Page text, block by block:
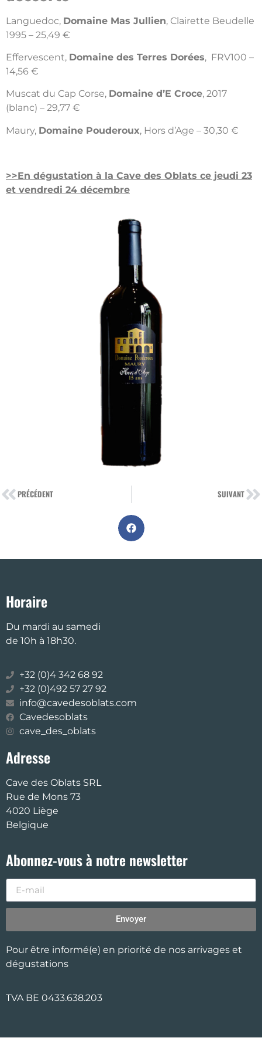
Languedoc, Domaine Mas Jullien, Clairette Beudelle
1995 – 25,49 €
Effervescent, Domaine des Terres Dorées, FRV100 –
14,56 €
Muscat du Cap Corse, Domaine d’E Croce, 2017
(blanc) – 29,77 €
Maury, Domaine Pouderoux, Hors d’Age – 30,30 €
>>En dégustation à la Cave des Oblats ce jeudi 23
et vendredi 24 décembre
PRÉCÉDENT SUIVANT
Horaire
Du mardi au samedi
de 10h à 18h30.
+32 (0)4 342 68 92
+32 (0)492 57 27 92
info@cavedesoblats.com
Cavedesoblats
cave_des_oblats
Adresse
Cave des Oblats SRL
Rue de Mons 73
4020 Liège
Belgique
Abonnez-vous à notre newsletter
Envoyer
Pour être informé(e) en priorité de nos arrivages et
dégustations
TVA BE 0433.638.203